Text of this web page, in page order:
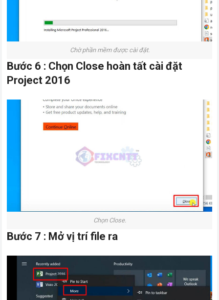
Chờ phần mềm được cài đặt.
Bước 6 : Chọn Close hoàn tất cài đặt
Project 2016
Chọn Close.
Bước 7 : Mở vị trí file ra